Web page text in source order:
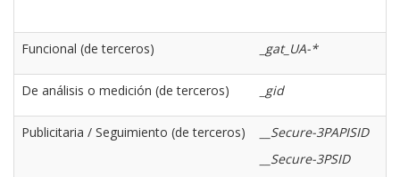
Funcional (de terceros) _gat_UA-*
De análisis o medición (de terceros) _gid
Publicitaria / Seguimiento (de terceros)
__Secure-3PAPISID
__Secure-3PSID